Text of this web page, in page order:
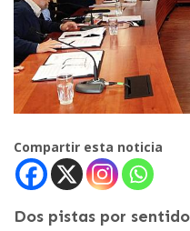
Compartir esta noticia
Dos pistas por